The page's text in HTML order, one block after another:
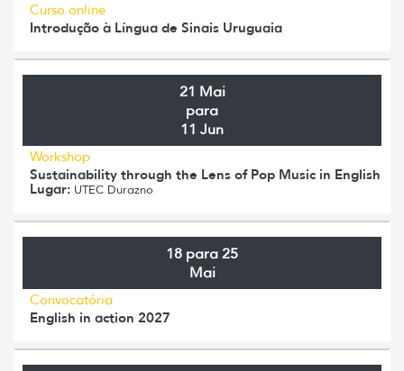
Curso online
Introdução à Língua de Sinais Uruguaia
21 Mai
para
11 Jun
Workshop
Sustainability through the Lens of Pop Music in English
Lugar: UTEC Durazno
18 para 25
Mai
Convocatória
English in action 2027